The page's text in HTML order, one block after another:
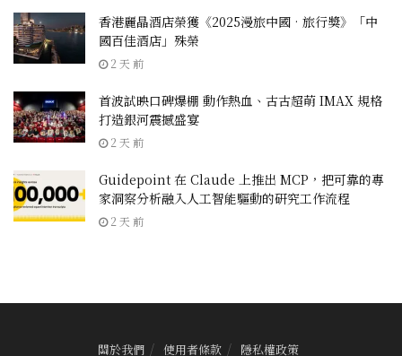
香港麗晶酒店榮獲《2025漫旅中國•旅行獎》「中
國百佳酒店」殊榮
2 天 前
首波試映口碑爆棚 動作熱血、古古超萌 IMAX 規格
打造銀河震撼盛宴
2 天 前
Guidepoint 在 Claude 上推出 MCP，把可靠的專
家洞察分析融入人工智能驅動的研究工作流程
2 天 前
關於我們 使用者條款 隱私權政策